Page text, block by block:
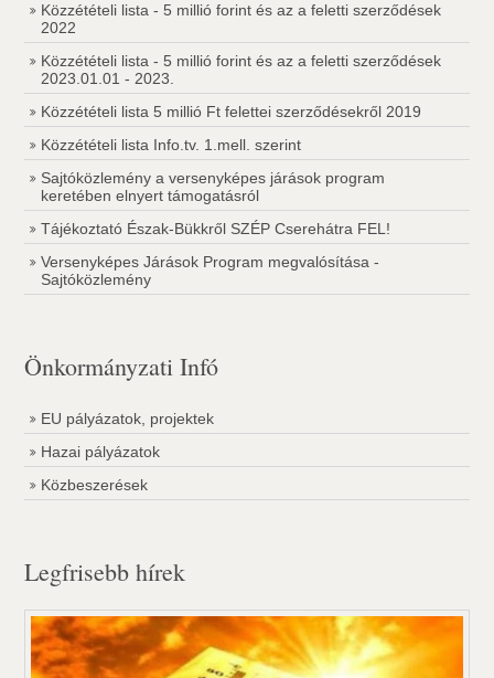
Közzétételi lista - 5 millió forint és az a feletti szerződések
2022
Közzétételi lista - 5 millió forint és az a feletti szerződések
2023.01.01 - 2023.
Közzétételi lista 5 millió Ft felettei szerződésekről 2019
Közzétételi lista Info.tv. 1.mell. szerint
Sajtóközlemény a versenyképes járások program
keretében elnyert támogatásról
Tájékoztató Észak-Bükkről SZÉP Cserehátra FEL!
Versenyképes Járások Program megvalósítása -
Sajtóközlemény
Önkormányzati Infó
EU pályázatok, projektek
Hazai pályázatok
Közbeszerések
Legfrisebb hírek